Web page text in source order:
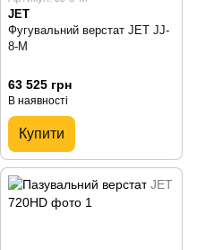
JET
Фугувальний верстат JET JJ-
8-M
63 525 грн
В наявності
Купити